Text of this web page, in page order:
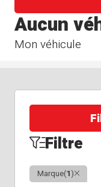
Mon véhicule
Aucun
Filtre
Marque(1)Clair